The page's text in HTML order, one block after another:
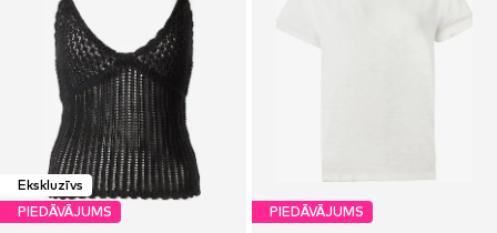
Ekskluzīvs
PIEDĀVĀJUMS
PIEDĀVĀJUMS